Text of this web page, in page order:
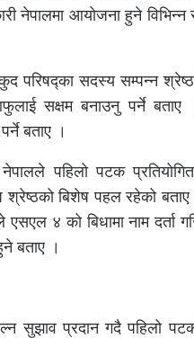
नेपालमा आयोजना हुने विभिन्न
परिषद्का सदस्य सम्पन्न
सक्षम बनाउनु पर्ने
बताए ।
पहिलो पटक
बिशेष पहल रहेको बताए
४ को बिधामा नाम दर्ता
बताए ।
सुझाव प्रदान गदै पहिलो